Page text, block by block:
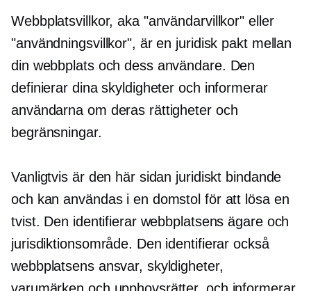
Webbplatsvillkor, aka "användarvillkor" eller
"användningsvillkor", är en juridisk pakt mellan
din webbplats och dess användare. Den
definierar dina skyldigheter och informerar
användarna om deras rättigheter och
begränsningar.
Vanligtvis är den här sidan juridiskt bindande
och kan användas i en domstol för att lösa en
tvist. Den identifierar webbplatsens ägare och
jurisdiktionsområde. Den identifierar också
webbplatsens ansvar, skyldigheter,